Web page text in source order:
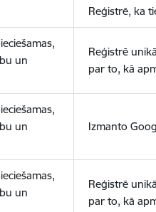
Reģistrē, ka
un
Reģistrē
par to, kā
un
Izmanto
un
Reģistrē
par to, kā